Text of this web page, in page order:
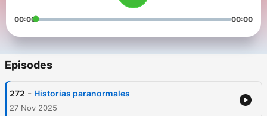
00:00 00:00
Episodes
272 - Historias paranormales
27 Nov 2025